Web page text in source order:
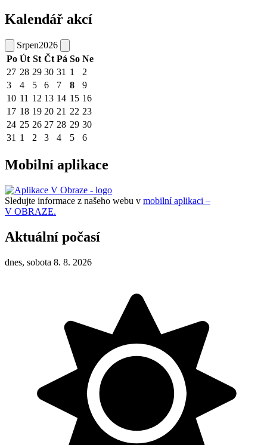
Kalendář akcí
Srpen2026
Po Út St Čt Pá So Ne
27 28 29 30 31 1
2
3
4 5 6 7 8
9
10 11 12 13 14 15 16
17 18 19 20 21 22 23
24 25 26 27 28 29 30
31 1 2 3 4 5 6
Mobilní aplikace
Sledujte informace z našeho webu v mobilní aplikaci –
V OBRAZE.
Aktuální počasí
dnes, sobota 8. 8. 2026